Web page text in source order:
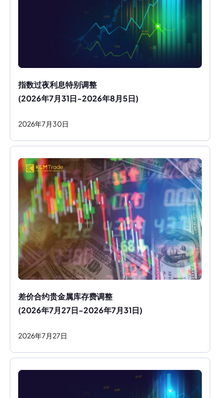
指数过夜利息特别调整
(2026年7月31日-2026年8月5日)
2026年7 月 30日
差价合约贵金属库存费调整
(2026年7月27日-2026年7月31日)
2026年7 月 27日